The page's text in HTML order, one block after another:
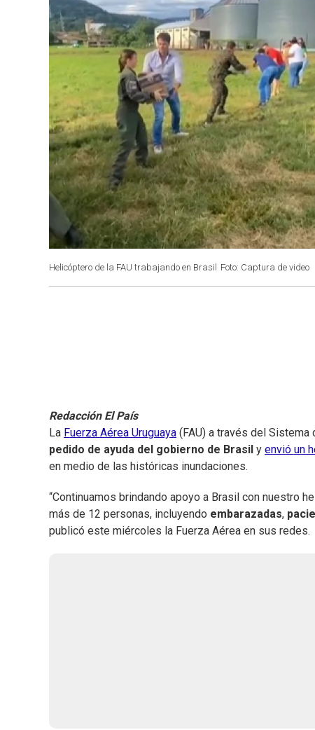
Helicóptero de la FAU trabajando en Brasil Foto: Captura de video
Redacción El País
La Fuerza Aérea Uruguaya (FAU) a través del Sistema
pedido de ayuda del gobierno de Brasil y envió un
en medio de las históricas inundaciones.
“Continuamos brindando apoyo a Brasil con nuestro
más de 12 personas, incluyendo embarazadas,
publicó este miércoles la Fuerza Aérea en sus redes.